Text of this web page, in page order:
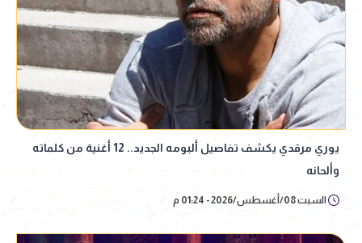
يوري مرقدي يكشف تفاصيل ألبومه الجديد.. 12 أغنية من كلماته
وألحانه
السبت 08/أغسطس/2026 - 01:24 م